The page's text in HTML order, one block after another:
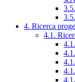
4. Ricerca
4.1.